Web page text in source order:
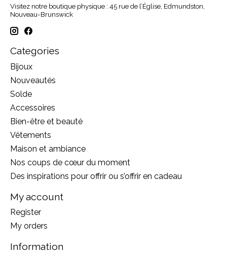
Visitez notre boutique physique : 45 rue de l’Église, Edmundston,
Nouveau-Brunswick
Categories
Bijoux
Nouveautés
Solde
Accessoires
Bien-être et beauté
Vêtements
Maison et ambiance
Nos coups de cœur du moment
Des inspirations pour offrir ou s’offrir en cadeau
My account
Register
My orders
Information